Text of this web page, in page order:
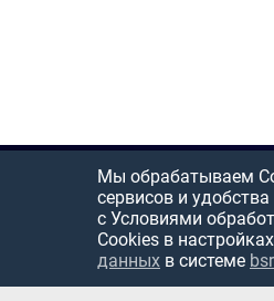
Мы обрабатываем
сервисов и
с Условиями
Cookies в
данных в системе